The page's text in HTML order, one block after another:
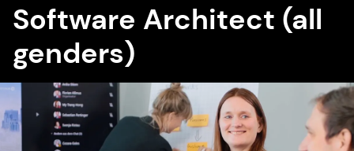
Software Architect (all
genders)